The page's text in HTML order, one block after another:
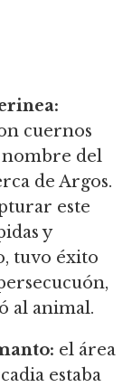
cuernos
nombre del
de Argos.
este
y
tuvo éxito
al animal.
el área
estaba